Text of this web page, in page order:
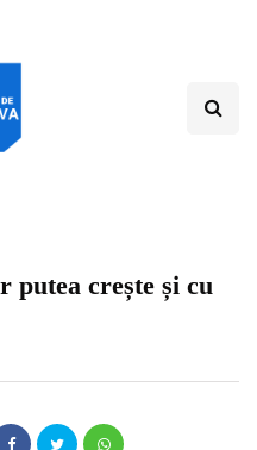
putea crește și cu